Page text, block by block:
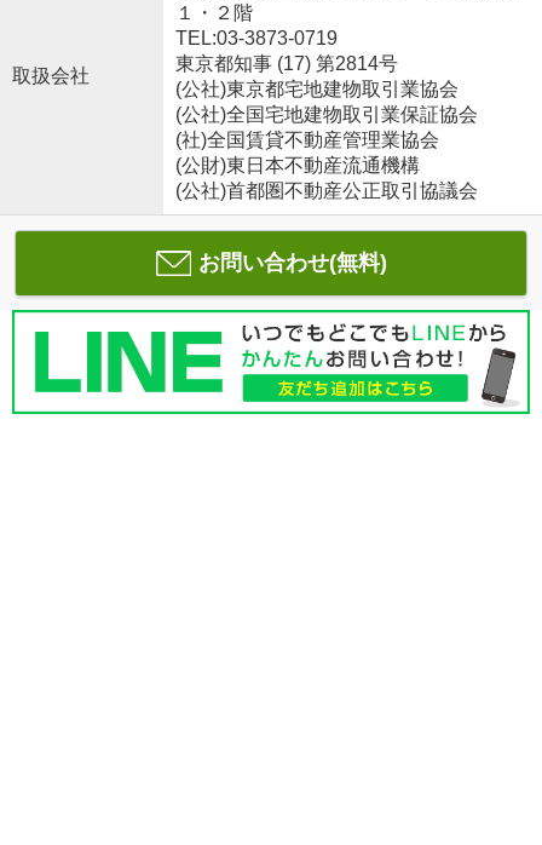
取扱会社
１・２階
TEL:03-3873-0719
東京都知事 (17) 第2814号
(公社)東京都宅地建物取引業協会
(公社)全国宅地建物取引業保証協会
(社)全国賃貸不動産管理業協会
(公財)東日本不動産流通機構
(公社)首都圏不動産公正取引協議会
お問い合わせ(無料)